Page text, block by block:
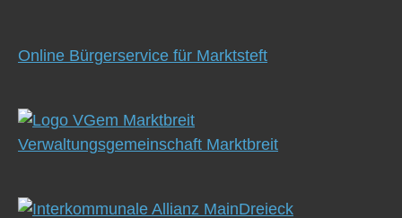
Online Bürgerservice für Marktsteft
Verwaltungsgemeinschaft Marktbreit